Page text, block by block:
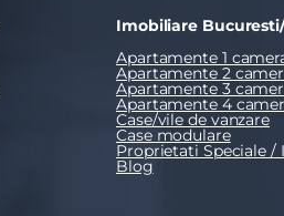
Imobiliare
Apartamente 1
Apartamente 2
Apartamente 3
Apartamente 4
Case/vile de vanzare
Case modulare
Proprietati Speciale /
Blog